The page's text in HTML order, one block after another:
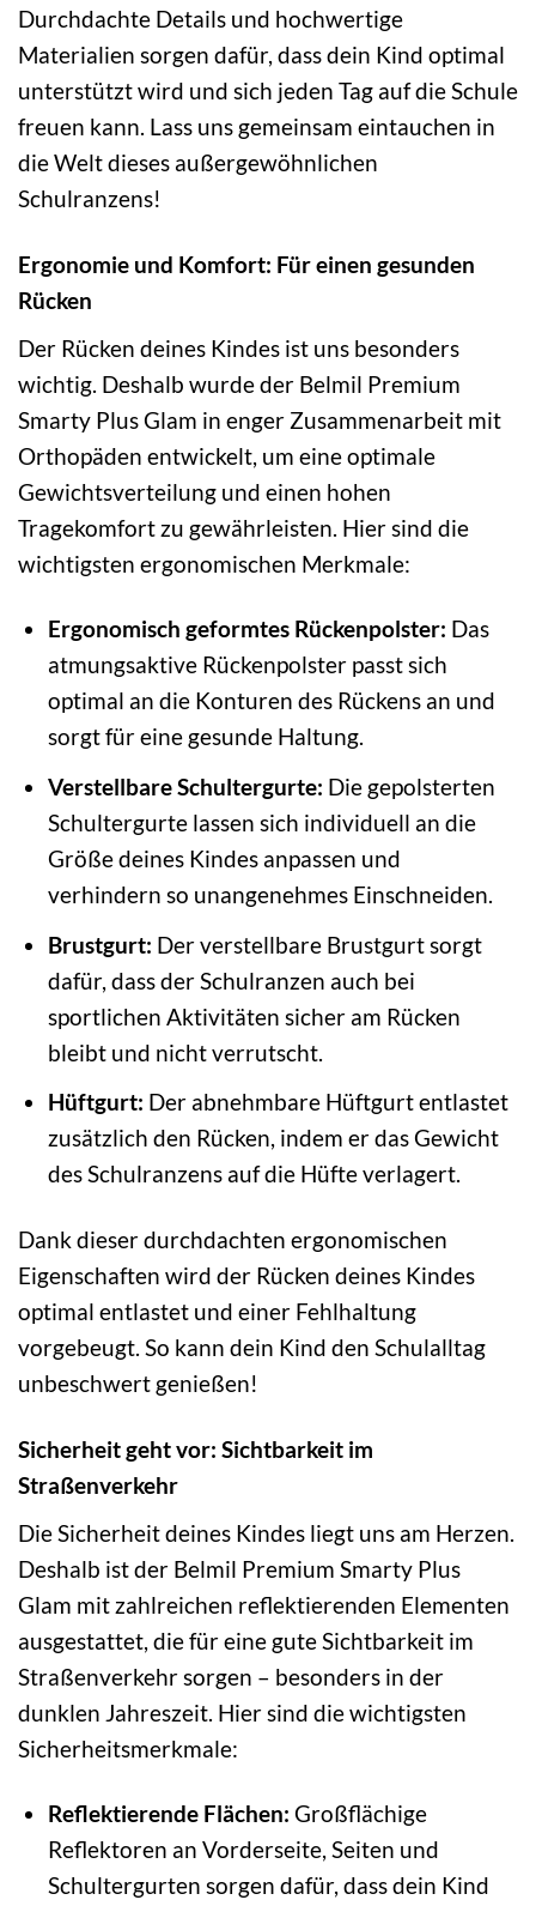
Durchdachte Details und hochwertige
Materialien sorgen dafür, dass dein Kind optimal
unterstützt wird und sich jeden Tag auf die Schule
freuen kann. Lass uns gemeinsam eintauchen in
die Welt dieses außergewöhnlichen
Schulranzens!
Ergonomie und Komfort: Für einen gesunden
Rücken
Der Rücken deines Kindes ist uns besonders
wichtig. Deshalb wurde der Belmil Premium
Smarty Plus Glam in enger Zusammenarbeit mit
Orthopäden entwickelt, um eine optimale
Gewichtsverteilung und einen hohen
Tragekomfort zu gewährleisten. Hier sind die
wichtigsten ergonomischen Merkmale:
Ergonomisch geformtes Rückenpolster: Das
atmungsaktive Rückenpolster passt sich
optimal an die Konturen des Rückens an und
sorgt für eine gesunde Haltung.
Verstellbare Schultergurte: Die gepolsterten
Schultergurte lassen sich individuell an die
Größe deines Kindes anpassen und
verhindern so unangenehmes Einschneiden.
Brustgurt: Der verstellbare Brustgurt sorgt
dafür, dass der Schulranzen auch bei
sportlichen Aktivitäten sicher am Rücken
bleibt und nicht verrutscht.
Hüftgurt: Der abnehmbare Hüftgurt entlastet
zusätzlich den Rücken, indem er das Gewicht
des Schulranzens auf die Hüfte verlagert.
Dank dieser durchdachten ergonomischen
Eigenschaften wird der Rücken deines Kindes
optimal entlastet und einer Fehlhaltung
vorgebeugt. So kann dein Kind den Schulalltag
unbeschwert genießen!
Sicherheit geht vor: Sichtbarkeit im
Straßenverkehr
Die Sicherheit deines Kindes liegt uns am Herzen.
Deshalb ist der Belmil Premium Smarty Plus
Glam mit zahlreichen reflektierenden Elementen
ausgestattet, die für eine gute Sichtbarkeit im
Straßenverkehr sorgen – besonders in der
dunklen Jahreszeit. Hier sind die wichtigsten
Sicherheitsmerkmale:
Reflektierende Flächen: Großflächige
Reflektoren an Vorderseite, Seiten und
Schultergurten sorgen dafür, dass dein Kind